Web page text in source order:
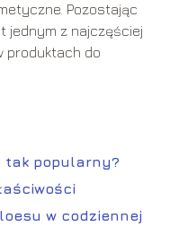
Pozostając
jednym z najczęściej
produktach do
tak popularny?
w codziennej